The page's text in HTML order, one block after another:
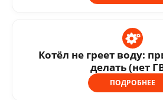
Котёл не греет воду:
делать (нет
ПОДРОБНЕЕ